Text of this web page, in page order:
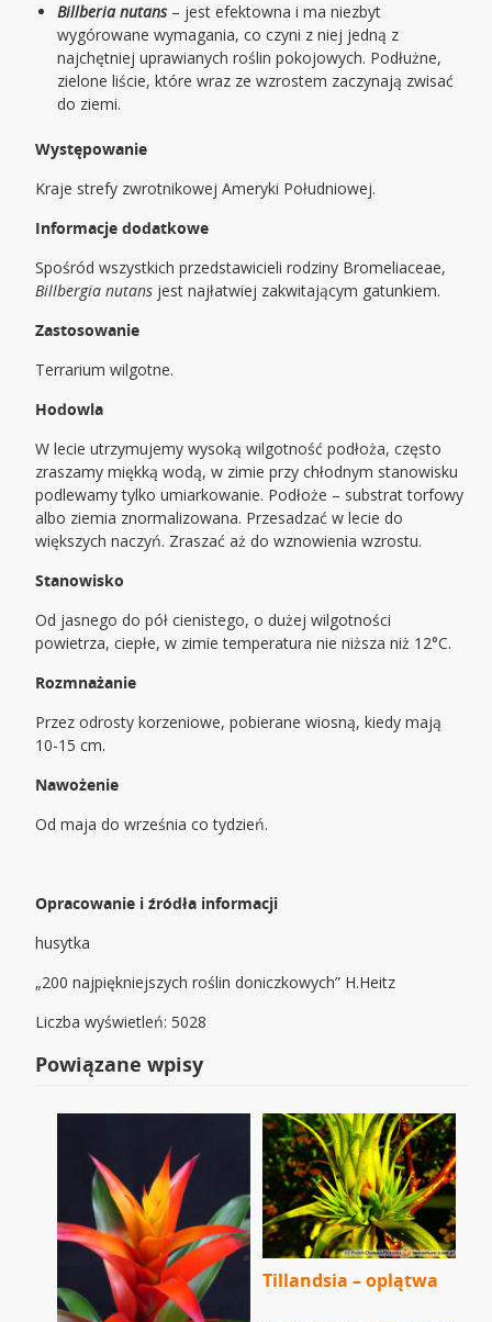
Billberia nutans– jest efektowna i ma niezbyt
wygórowane wymagania, co czyni z niej jedną z
najchętniej uprawianych roślin pokojowych. Podłużne,
zielone liście, które wraz ze wzrostem zaczynają zwisać
do ziemi.
Występowanie
Kraje strefy zwrotnikowej Ameryki Południowej.
Informacje dodatkowe
Spośród wszystkich przedstawicieli rodziny Bromeliaceae,
Billbergia nutans jest najłatwiej zakwitającym gatunkiem.
Zastosowanie
Terrarium wilgotne.
Hodowla
W lecie utrzymujemy wysoką wilgotność podłoża, często
zraszamy miękką wodą, w zimie przy chłodnym stanowisku
podlewamy tylko umiarkowanie. Podłoże – substrat torfowy
albo ziemia znormalizowana. Przesadzać w lecie do
większych naczyń. Zraszać aż do wznowienia wzrostu.
Stanowisko
Od jasnego do pół cienistego, o dużej wilgotności
powietrza, ciepłe, w zimie temperatura nie niższa niż 12°C.
Rozmnażanie
Przez odrosty korzeniowe, pobierane wiosną, kiedy mają
10-15 cm.
Nawożenie
Od maja do września co tydzień.
Opracowanie i źródła informacji
husytka
„200 najpiękniejszych roślin doniczkowych” H.Heitz
Liczba wyświetleń: 5028
Powiązane wpisy
Tillandsia – oplątwa